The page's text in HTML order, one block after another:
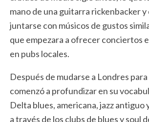
mano de una guitarra rickenbacker y
juntarse con músicos de gustos
que empezara a ofrecer conciertos
en pubs locales.
Después de mudarse a Londres
comenzó a profundizar en su
Delta blues, americana, jazz antiguo
a través de los clubs de blues y soul